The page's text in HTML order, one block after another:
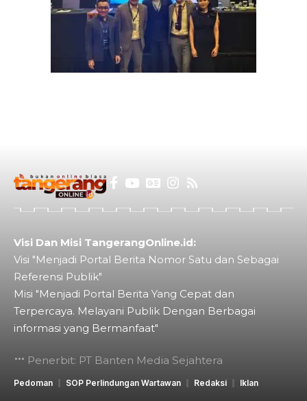
Visi Dan Misi TangerangOnline.id:
Visi "Menjadi Portal Berita Nomor Satu dan Sebagai
Referensi Publik"
Misi "Menjadi Portal Berita Yang Cepat dan
Terpercaya. Melayani Publik Dengan Berbagai
informasi yang Bermanfaat"
Penerbit: PT Banten Media Sejahtera
Pedoman SOP Perlindungan Wartawan Redaksi Iklan